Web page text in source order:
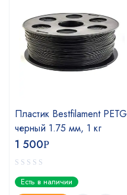
Пластик Bestfilament PETG
черный 1.75 мм, 1 кг
1 500Р
Есть в наличии